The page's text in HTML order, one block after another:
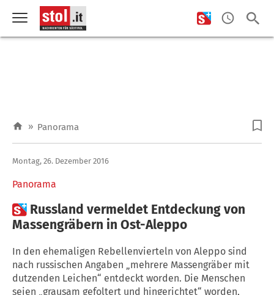
» Panorama
Panorama
Montag, 26. Dezember 2016
 Russland vermeldet Entdeckung von
Massengräbern in Ost-Aleppo
In den ehemaligen Rebellenvierteln von Aleppo sind
nach russischen Angaben „mehrere Massengräber mit
dutzenden Leichen“ entdeckt worden. Die Menschen
seien „grausam gefoltert und hingerichtet“ worden,